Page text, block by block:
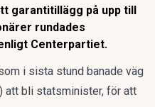
garantitillägg på upp till
rundades
Centerpartiet.
i sista stund banade väg
att bli statsminister, för att